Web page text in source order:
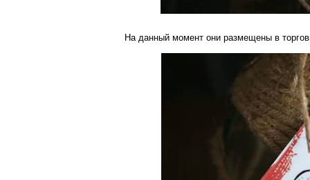
На данный момент они размещены в